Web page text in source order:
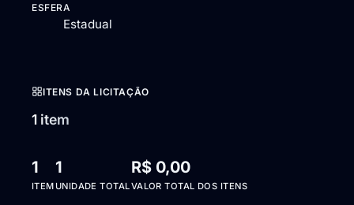
ESFERA
Estadual
ITENS DA LICITAÇÃO
1 item
1
ITEM
1
UNIDADE TOTAL
R$ 0,00
VALOR TOTAL DOS ITENS